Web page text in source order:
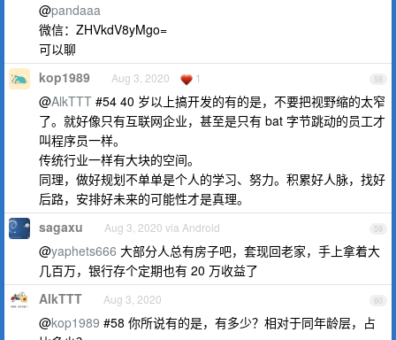
@pandaaa
微信：ZHVkdV8yMgo=
可以聊
58
kop1989 Aug 3, 2020 1
@AlkTTT #54 40 岁以上搞开发的有的是，不要把视野缩的太窄
了。就好像只有互联网企业，甚至是只有 bat 字节跳动的员工才
叫程序员一样。
传统行业一样有大块的空间。
同理，做好规划不单单是个人的学习、努力。积累好人脉，找好
后路，安排好未来的可能性才是真理。
59
sagaxu Aug 3, 2020 via Android
@yaphets666 大部分人总有房子吧，套现回老家，手上拿着大
几百万，银行存个定期也有 20 万收益了
60
AlkTTT Aug 3, 2020
@kop1989 #58 你所说有的是，有多少？相对于同年龄层，占